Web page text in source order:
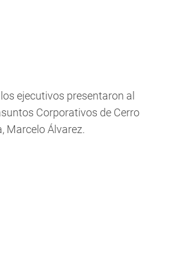
ejecutivos presentaron al
Corporativos de Cerro
Marcelo Álvarez.